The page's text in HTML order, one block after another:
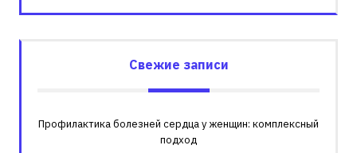
Свежие записи
Профилактика болезней сердца у женщин: комплексный
подход